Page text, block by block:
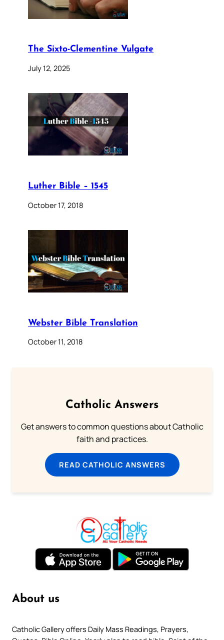
The Sixto-Clementine Vulgate
July 12, 2025
Luther Bible – 1545
October 17, 2018
Webster Bible Translation
October 11, 2018
Catholic Answers
Get answers to common questions about Catholic
faith and practices.
READ CATHOLIC ANSWERS
About us
Catholic Gallery offers Daily Mass Readings, Prayers,